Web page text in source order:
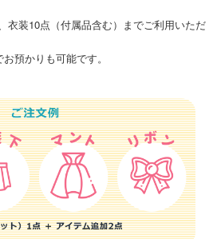
衣装10点（付属品含む）までご利用いただ
預かりも可能です。